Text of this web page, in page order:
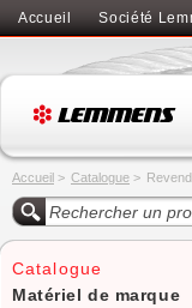
Accueil Société
Accueil > Catalogue >
Catalogue
Matériel de marque